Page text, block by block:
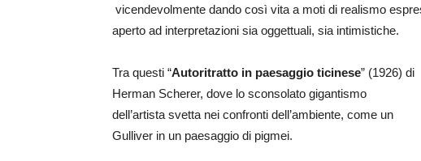
vicendevolmente dando così vita a moti di realismo
aperto ad interpretazioni sia oggettuali, sia intimistiche.
Tra questi “Autoritratto in paesaggio ticinese” (1926) di
Herman Scherer, dove lo sconsolato gigantismo
dell’artista svetta nei confronti dell’ambiente, come un
Gulliver in un paesaggio di pigmei.